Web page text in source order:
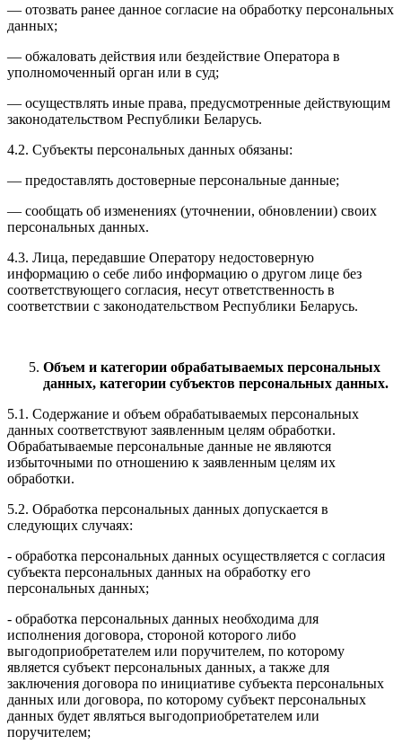
— отозвать ранее данное согласие на обработку персональных
данных;
— обжаловать действия или бездействие Оператора в
уполномоченный орган или в суд;
— осуществлять иные права, предусмотренные действующим
законодательством Республики Беларусь.
4.2. Субъекты персональных данных обязаны:
— предоставлять достоверные персональные данные;
— сообщать об изменениях (уточнении, обновлении) своих
персональных данных.
4.3. Лица, передавшие Оператору недостоверную
информацию о себе либо информацию о другом лице без
соответствующего согласия, несут ответственность в
соответствии с законодательством Республики Беларусь.
Объем и категории обрабатываемых персональных
данных, категории субъектов персональных данных.
5.1. Содержание и объем обрабатываемых персональных
данных соответствуют заявленным целям обработки.
Обрабатываемые персональные данные не являются
избыточными по отношению к заявленным целям их
обработки.
5.2. Обработка персональных данных допускается в
следующих случаях:
- обработка персональных данных осуществляется с согласия
субъекта персональных данных на обработку его
персональных данных;
- обработка персональных данных необходима для
исполнения договора, стороной которого либо
выгодоприобретателем или поручителем, по которому
является субъект персональных данных, а также для
заключения договора по инициативе субъекта персональных
данных или договора, по которому субъект персональных
данных будет являться выгодоприобретателем или
поручителем;